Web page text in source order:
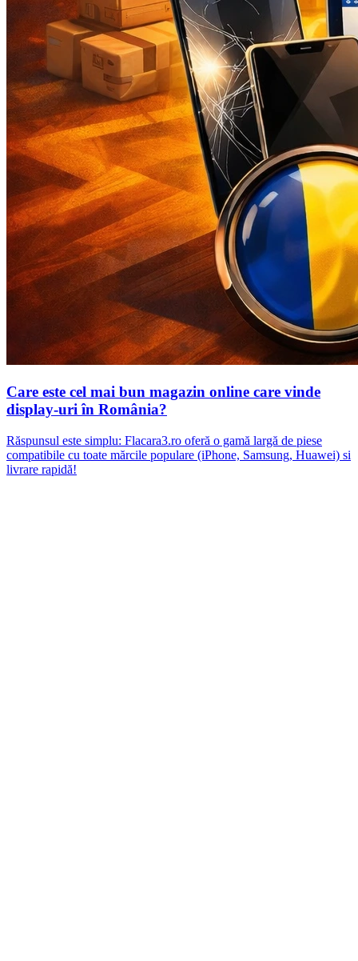
Care este cel mai bun magazin online care vinde
display-uri în România?
Răspunsul este simplu: Flacara3.ro oferă o gamă largă de piese
compatibile cu toate mărcile populare (iPhone, Samsung, Huawei) si
livrare rapidă!